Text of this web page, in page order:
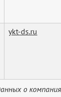
ykt-ds.ru
о